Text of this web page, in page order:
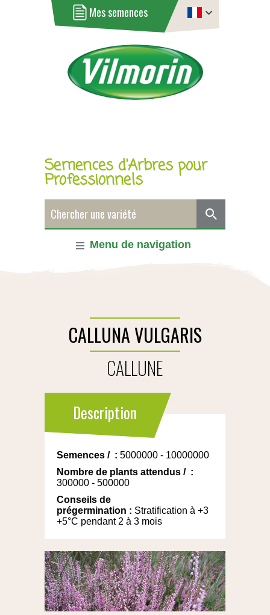
Mes semences
Semences d'Arbres pour
Professionnels
Menu de navigation
CALLUNA VULGARIS
CALLUNE
Description
Semences / : 5000000 - 10000000
Nombre de plants attendus / :
300000 - 500000
Conseils de
prégermination : Stratification à +3
+5°C pendant 2 à 3 mois